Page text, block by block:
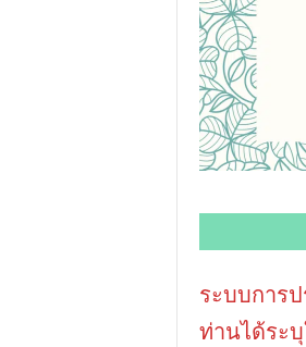
ระบบการ
ท่านได้ระ